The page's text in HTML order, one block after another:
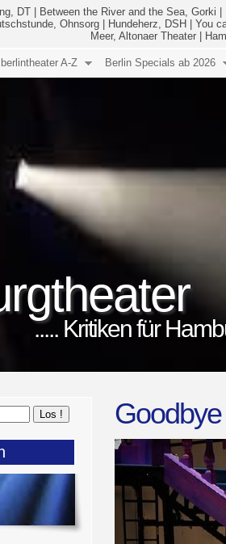
DT Between the River and the Sea, Gorki
Ohnsorg Hundeherz, DSH
You
Meer, Altonaer Theater
..... Kritiken für
berlintheater A-Z Berlin Specials ab 2026